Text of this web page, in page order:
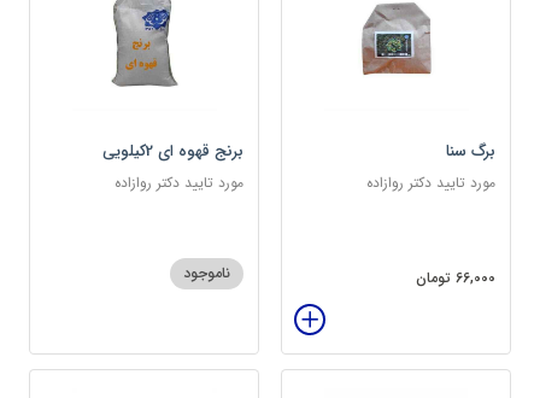
برگ سنا
مورد تایید دکتر روازاده
66,000 تومان
برنج قهوه ای 2کیلویی
مورد تایید دکتر روازاده
ناموجود